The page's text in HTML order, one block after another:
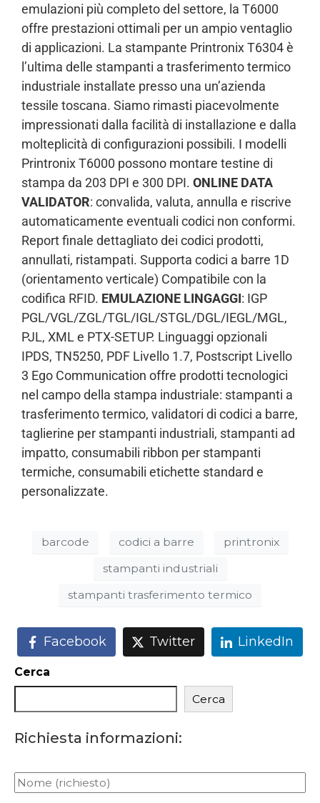
emulazioni più completo del settore, la T6000
offre prestazioni ottimali per un ampio ventaglio
di applicazioni. La stampante Printronix T6304 è
l’ultima delle stampanti a trasferimento termico
industriale installate presso una un’azienda
tessile toscana. Siamo rimasti piacevolmente
impressionati dalla facilità di installazione e dalla
molteplicità di configurazioni possibili. I modelli
Printronix T6000 possono montare testine di
stampa da 203 DPI e 300 DPI. ONLINE DATA
VALIDATOR: convalida, valuta, annulla e riscrive
automaticamente eventuali codici non conformi.
Report finale dettagliato dei codici prodotti,
annullati, ristampati. Supporta codici a barre 1D
(orientamento verticale) Compatibile con la
codifica RFID. EMULAZIONE LINGAGGI: IGP
PGL/VGL/ZGL/TGL/IGL/STGL/DGL/IEGL/MGL,
PJL, XML e PTX-SETUP. Linguaggi opzionali
IPDS, TN5250, PDF Livello 1.7, Postscript Livello
3 Ego Communication offre prodotti tecnologici
nel campo della stampa industriale: stampanti a
trasferimento termico, validatori di codici a barre,
taglierine per stampanti industriali, stampanti ad
impatto, consumabili ribbon per stampanti
termiche, consumabili etichette standard e
personalizzate.
barcode codici a barre
printronix
stampanti industriali
stampanti trasferimento termico
Facebook Twitter LinkedIn
Cerca
Cerca
Richiesta informazioni: